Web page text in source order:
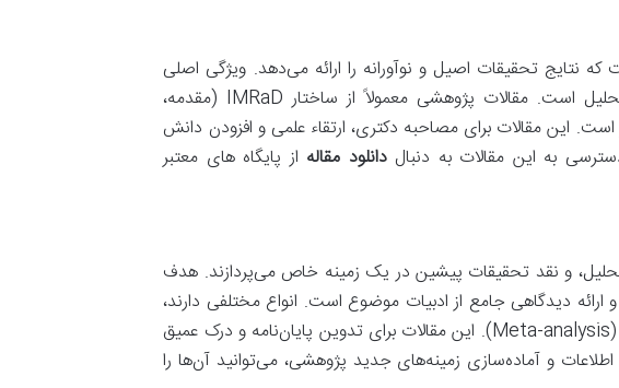
نتایج تحقیقات اصیل و نوآورانه را ارائه می‌دهد. ویژگی اصلی
آن، تولید داده‌های جدید از طریق آزمایش، پیمایش یا تحلیل است. مقالات پژوهشی معمولاً از ساختار IMRaD (مقدمه،
این مقالات برای مصاحبه دکتری، ارتقاء علمی و افزودن دانش
به این مقالات به دنبالدانلود مقاله از پایگاه های معتبر
و نقد تحقیقات پیشین در یک زمینه خاص می‌پردازند. هدف
دیدگاهی جامع از ادبیات موضوع است. انواع مختلفی دارند،
از جمله مرور نظام‌مند (Systematic Review) و فراتحلیل (Meta-analysis). این مقالات برای تدوین پایان‌نامه و درک عمیق
و آماده‌سازی زمینه‌های جدید پژوهشی، می‌توانید آن‌ها را